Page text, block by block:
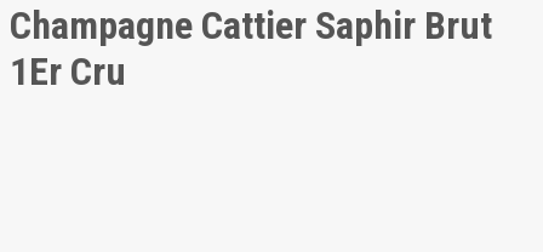
Champagne Cattier Saphir Brut
1Er Cru